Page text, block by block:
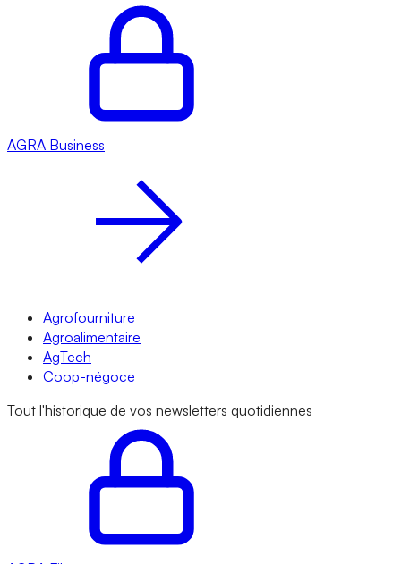
AGRA Business
Agrofourniture
Agroalimentaire
AgTech
Coop-négoce
Tout l'historique de vos newsletters quotidiennes